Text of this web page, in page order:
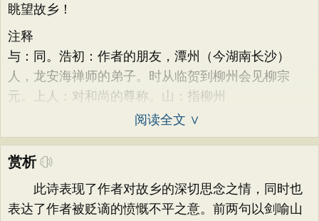
眺望故乡！
注释
与：同。浩初：作者的朋友，潭州（今湖南长沙）
人，龙安海禅师的弟子。时从临贺到柳州会见柳宗
元。上人：对和尚的尊称。山：指柳州
阅读全文 ∨
赏析
此诗表现了作者对故乡的深切思念之情，同时也
表达了作者被贬谪的愤慨不平之意。前两句以剑喻山